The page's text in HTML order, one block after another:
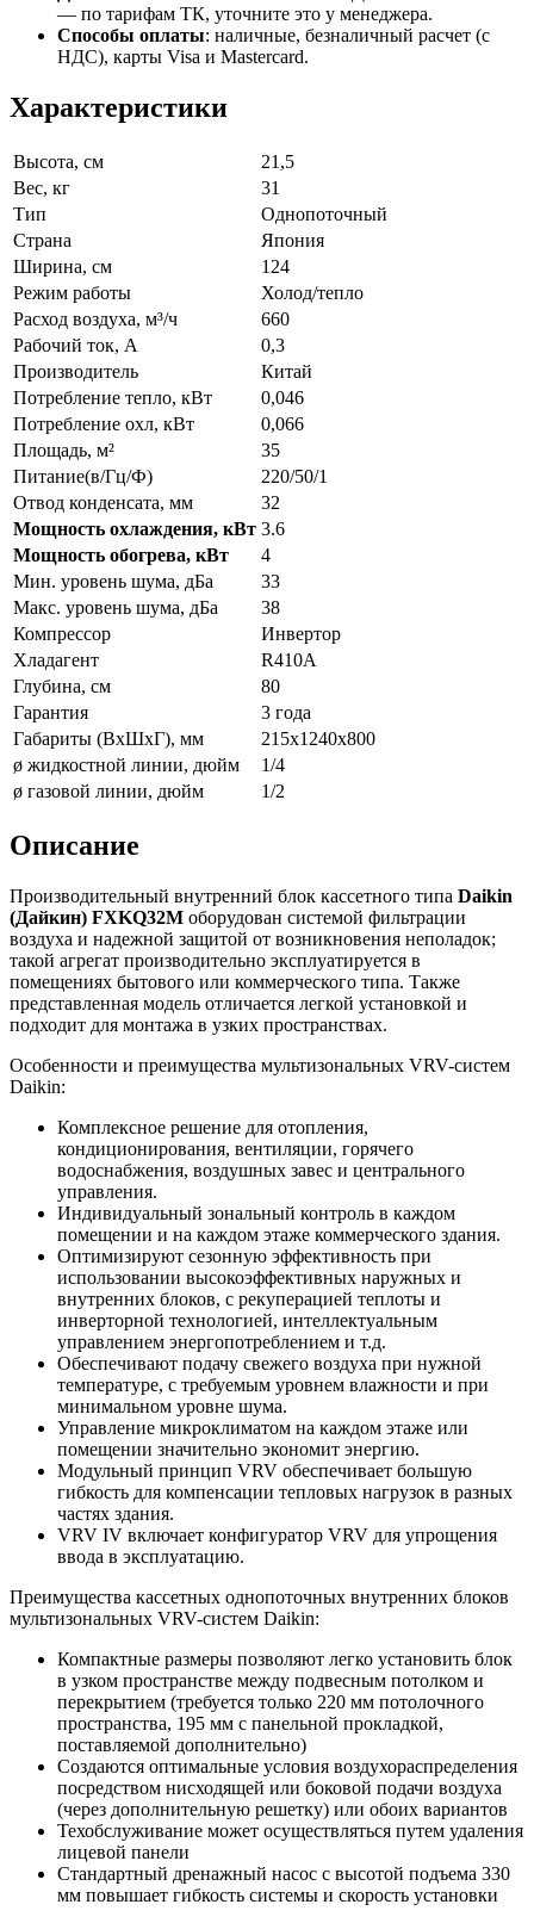
— по тарифам ТК, уточните это у менеджера.
Способы оплаты: наличные, безналичный расчет (с
НДС), карты Visa и Mastercard.
Характеристики
Высота, см
21,5
Вес, кг
31
Тип
Однопоточный
Страна
Япония
Ширина, см
124
Режим работы
Холод/тепло
Расход воздуха, м³/ч
660
Рабочий ток, А
0,3
Производитель
Китай
Потребление тепло, кВт
0,046
Потребление охл, кВт
0,066
Площадь, м²
35
Питание(в/Гц/Ф)
220/50/1
Отвод конденсата, мм
32
Мощность охлаждения, кВт 3.6
Мощность обогрева, кВт
4
Мин. уровень шума, дБа
33
Макс. уровень шума, дБа
38
Компрессор
Инвертор
Хладагент
R410A
Глубина, см
80
Гарантия
3 года
Габариты (ВxШxГ), мм
215x1240x800
ø жидкостной линии, дюйм
1/4
ø газовой линии, дюйм
1/2
Описание
Производительный внутренний блок кассетного типа Daikin
(Дайкин) FXKQ32M оборудован системой фильтрации
воздуха и надежной защитой от возникновения неполадок;
такой агрегат производительно эксплуатируется в
помещениях бытового или коммерческого типа. Также
представленная модель отличается легкой установкой и
подходит для монтажа в узких пространствах.
Особенности и преимущества мультизональных VRV-систем
Daikin:
Комплексное решение для отопления,
кондиционирования, вентиляции, горячего
водоснабжения, воздушных завес и центрального
управления.
Индивидуальный зональный контроль в каждом
помещении и на каждом этаже коммерческого здания.
Оптимизируют сезонную эффективность при
использовании высокоэффективных наружных и
внутренних блоков, с рекуперацией теплоты и
инверторной технологией, интеллектуальным
управлением энергопотреблением и т.д.
Обеспечивают подачу свежего воздуха при нужной
температуре, с требуемым уровнем влажности и при
минимальном уровне шума.
Управление микроклиматом на каждом этаже или
помещении значительно экономит энергию.
Модульный принцип VRV обеспечивает большую
гибкость для компенсации тепловых нагрузок в разных
частях здания.
VRV IV включает конфигуратор VRV для упрощения
ввода в эксплуатацию.
Преимущества кассетных однопоточных внутренних блоков
мультизональных VRV-систем Daikin:
Компактные размеры позволяют легко установить блок
в узком пространстве между подвесным потолком и
перекрытием (требуется только 220 мм потолочного
пространства, 195 мм с панельной прокладкой,
поставляемой дополнительно)
Создаются оптимальные условия воздухораспределения
посредством нисходящей или боковой подачи воздуха
(через дополнительную решетку) или обоих вариантов
Техобслуживание может осуществляться путем удаления
лицевой панели
Стандартный дренажный насос с высотой подъема 330
мм повышает гибкость системы и скорость установки